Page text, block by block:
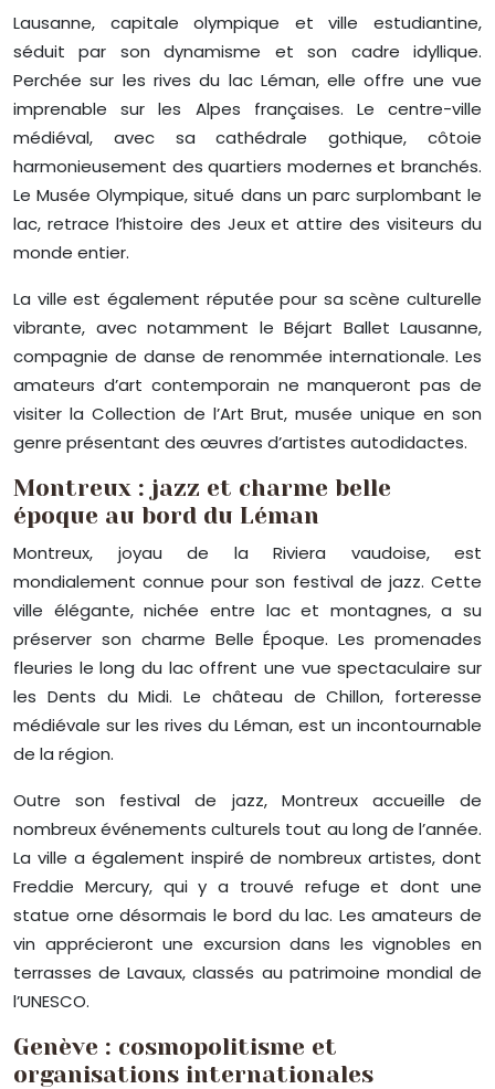
Lausanne, capitale olympique et ville estudiantine,
séduit par son dynamisme et son cadre idyllique.
Perchée sur les rives du lac Léman, elle offre une vue
imprenable sur les Alpes françaises. Le centre-ville
médiéval, avec sa cathédrale gothique, côtoie
harmonieusement des quartiers modernes et branchés.
Le Musée Olympique, situé dans un parc surplombant le
lac, retrace l’histoire des Jeux et attire des visiteurs du
monde entier.
La ville est également réputée pour sa scène culturelle
vibrante, avec notamment le Béjart Ballet Lausanne,
compagnie de danse de renommée internationale. Les
amateurs d’art contemporain ne manqueront pas de
visiter la Collection de l’Art Brut, musée unique en son
genre présentant des œuvres d’artistes autodidactes.
Montreux : jazz et charme belle
époque au bord du Léman
Montreux, joyau de la Riviera vaudoise, est
mondialement connue pour son festival de jazz. Cette
ville élégante, nichée entre lac et montagnes, a su
préserver son charme Belle Époque. Les promenades
fleuries le long du lac offrent une vue spectaculaire sur
les Dents du Midi. Le château de Chillon, forteresse
médiévale sur les rives du Léman, est un incontournable
de la région.
Outre son festival de jazz, Montreux accueille de
nombreux événements culturels tout au long de l’année.
La ville a également inspiré de nombreux artistes, dont
Freddie Mercury, qui y a trouvé refuge et dont une
statue orne désormais le bord du lac. Les amateurs de
vin apprécieront une excursion dans les vignobles en
terrasses de Lavaux, classés au patrimoine mondial de
l’UNESCO.
Genève : cosmopolitisme et
organisations internationales